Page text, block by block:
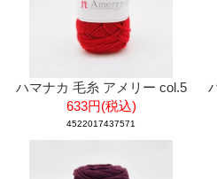
ハマナカ 毛糸 アメリー col.5
633円(税込)
4522017437571